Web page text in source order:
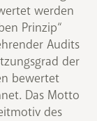
werden
Prinzip“
Audits
der
bewertet
Das Motto
des